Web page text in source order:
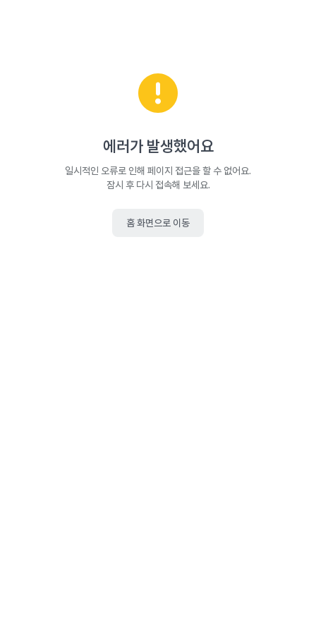
에러가 발생했어요
일시적인 오류로 인해 페이지 접근을 할 수 없어요.
잠시 후 다시 접속해 보세요.
홈 화면으로 이동